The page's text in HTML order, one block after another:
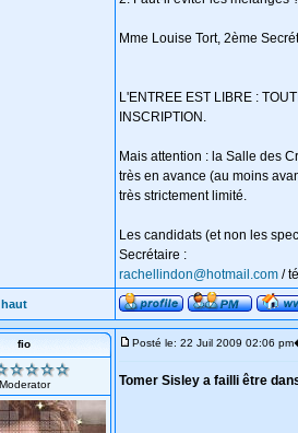
Mme Louise Tort, 2ème
L'ENTREE EST LIBRE :
INSCRIPTION.
Mais attention : la Salle des
très en avance (au moins
très strictement limité.
Les candidats (et non les
Secrétaire :
rachellindon@hotmail.com /
haut
fio
Moderator
Posté le: 22 Juil 2009 02:06 pm
Tomer Sisley a failli être